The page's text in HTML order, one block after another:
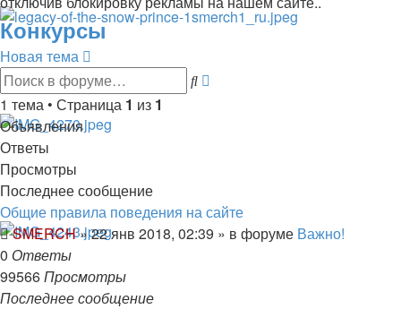
Конкурсы
Новая тема
Поиск
1 тема • Страница 1 из 1
Объявления
Ответы
Просмотры
Последнее сообщение
Общие правила поведения на сайте
SMERCH»22 янв 2018, 02:39 » в форуме Важно!
0 Ответы
99566Просмотры
Последнее сообщение